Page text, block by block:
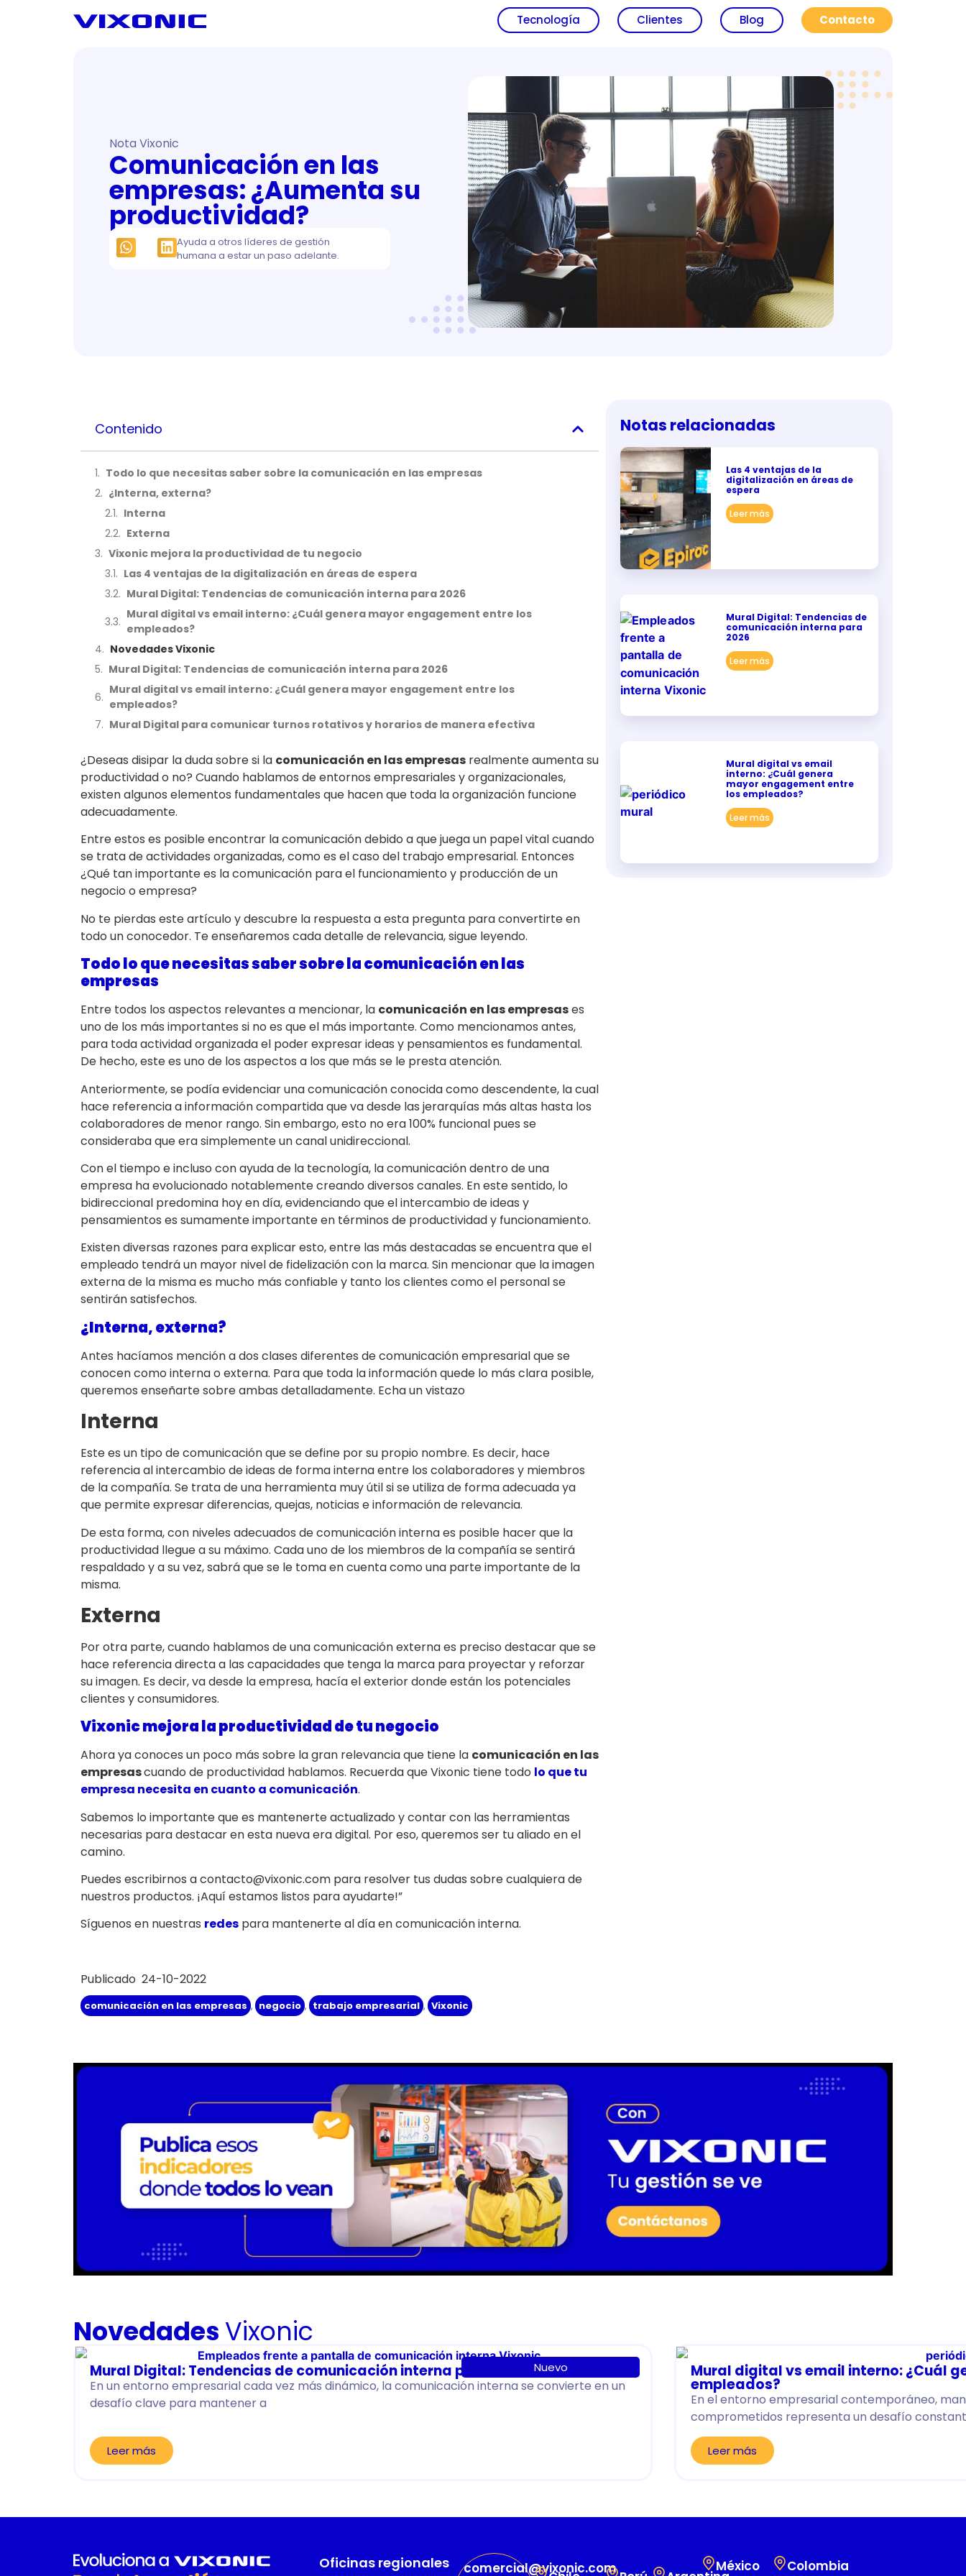
Tecnología Clientes Blog Contacto
Nota Vixonic
Comunicación en las
empresas: ¿Aumenta su
productividad?
Ayuda a otros líderes de gestión
humana a estar un paso adelante.
Contenido
Todo lo que necesitas saber sobre la comunicación en las empresas
¿Interna, externa?
Interna
Externa
Vixonic mejora la productividad de tu negocio
Las 4 ventajas de la digitalización en áreas de espera
Mural Digital: Tendencias de comunicación interna para 2026
Mural digital vs email interno: ¿Cuál genera mayor engagement entre los
empleados?
Novedades Vixonic
Mural Digital: Tendencias de comunicación interna para 2026
Mural digital vs email interno: ¿Cuál genera mayor engagement entre los
empleados?
Mural Digital para comunicar turnos rotativos y horarios de manera efectiva
¿Deseas disipar la duda sobre si la comunicación en las empresas realmente aumenta su
productividad o no? Cuando hablamos de entornos empresariales y organizacionales,
existen algunos elementos fundamentales que hacen que toda la organización funcione
adecuadamente.
Entre estos es posible encontrar la comunicación debido a que juega un papel vital cuando
se trata de actividades organizadas, como es el caso del trabajo empresarial. Entonces
¿Qué tan importante es la comunicación para el funcionamiento y producción de un
negocio o empresa?
No te pierdas este artículo y descubre la respuesta a esta pregunta para convertirte en
todo un conocedor. Te enseñaremos cada detalle de relevancia, sigue leyendo.
Todo lo que necesitas saber sobre la comunicación en las
empresas
Entre todos los aspectos relevantes a mencionar, la comunicación en las empresases
uno de los más importantes si no es que el más importante. Como mencionamos antes,
para toda actividad organizada el poder expresar ideas y pensamientos es fundamental.
De hecho, este es uno de los aspectos a los que más se le presta atención.
Anteriormente, se podía evidenciar una comunicación conocida como descendente, la cual
hace referencia a información compartida que va desde las jerarquías más altas hasta los
colaboradores de menor rango. Sin embargo, esto no era 100% funcional pues se
consideraba que era simplemente un canal unidireccional.
Con el tiempo e incluso con ayuda de la tecnología, la comunicación dentro de una
empresa ha evolucionado notablemente creando diversos canales. En este sentido, lo
bidireccional predomina hoy en día, evidenciando que el intercambio de ideas y
pensamientos es sumamente importante en términos de productividad y funcionamiento.
Existen diversas razones para explicar esto, entre las más destacadas se encuentra que el
empleado tendrá un mayor nivel de fidelización con la marca. Sin mencionar que la imagen
externa de la misma es mucho más confiable y tanto los clientes como el personal se
sentirán satisfechos.
¿Interna, externa?
Antes hacíamos mención a dos clases diferentes de comunicación empresarial que se
conocen como interna o externa. Para que toda la información quede lo más clara posible,
queremos enseñarte sobre ambas detalladamente. Echa un vistazo
Interna
Este es un tipo de comunicación que se define por su propio nombre. Es decir, hace
referencia al intercambio de ideas de forma interna entre los colaboradores y miembros
de la compañía. Se trata de una herramienta muy útil si se utiliza de forma adecuada ya
que permite expresar diferencias, quejas, noticias e información de relevancia.
De esta forma, con niveles adecuados de comunicación interna es posible hacer que la
productividad llegue a su máximo. Cada uno de los miembros de la compañía se sentirá
respaldado y a su vez, sabrá que se le toma en cuenta como una parte importante de la
misma.
Externa
Por otra parte, cuando hablamos de una comunicación externa es preciso destacar que se
hace referencia directa a las capacidades que tenga la marca para proyectar y reforzar
su imagen. Es decir, va desde la empresa, hacía el exterior donde están los potenciales
clientes y consumidores.
Vixonic mejora la productividad de tu negocio
Ahora ya conoces un poco más sobre la gran relevancia que tiene la comunicación en las
empresascuando de productividad hablamos. Recuerda que Vixonic tiene todo lo que tu
empresa necesita en cuanto a comunicación.
Sabemos lo importante que es mantenerte actualizado y contar con las herramientas
necesarias para destacar en esta nueva era digital. Por eso, queremos ser tu aliado en el
camino.
Puedes escribirnos a contacto@vixonic.com para resolver tus dudas sobre cualquiera de
nuestros productos. ¡Aquí estamos listos para ayudarte!”
Síguenos en nuestras redes para mantenerte al día en comunicación interna.
Publicado 24-10-2022
comunicación en las empresas , negocio , trabajo empresarial , Vixonic
Notas relacionadas
Las 4 ventajas de la
digitalización en áreas de
espera
Leer más
Mural Digital: Tendencias de
comunicación interna para
2026
Leer más
Mural digital vs email
interno: ¿Cuál genera
mayor engagement entre
los empleados?
Leer más
Novedades Vixonic
Nuevo
Mural Digital: Tendencias de comunicación interna para 2026
En un entorno empresarial cada vez más dinámico, la comunicación interna se convierte en un
desafío clave para mantener a
Leer más
Mural digital vs email interno: ¿Cuál
empleados?
En el entorno empresarial contemporáneo,
comprometidos representa un desafío
Leer más
Oficinas regionales comercial@vixonic.com México Colombia